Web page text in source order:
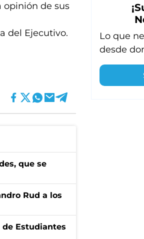
opinión de sus
del Ejecutivo.
que se
Rud a los
Estudiantes
Lo que
desde